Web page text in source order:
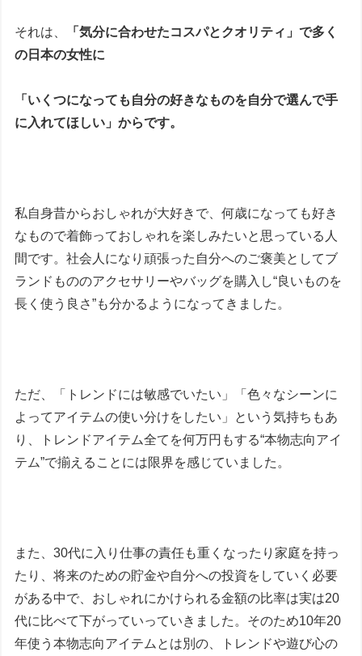
それは、
「気分に合わせたコスパとクオリティ」で多く
の日本の女性に
「いくつになっても自分の好きなものを自分で選んで手
に入れてほしい」からです。
私自身昔からおしゃれが大好きで、何歳になっても好き
なもので着飾っておしゃれを楽しみたいと思っている人
間です。社会人になり頑張った自分へのご褒美としてブ
ランドもののアクセサリーやバッグを購入し“良いものを
長く使う良さ”も分かるようになってきました。
ただ、「トレンドには敏感でいたい」「色々なシーンに
よってアイテムの使い分けをしたい」という気持ちもあ
り、トレンドアイテム全てを何万円もする“本物志向アイ
テム”で揃えることには限界を感じていました。
また、30代に入り仕事の責任も重くなったり家庭を持っ
たり、将来のための貯金や自分への投資をしていく必要
がある中で、おしゃれにかけられる金額の比率は実は20
代に比べて下がっていっていきました。そのため10年20
年使う本物志向アイテムとは別の、トレンドや遊び心の